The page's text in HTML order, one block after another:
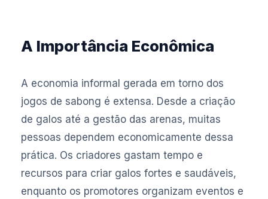
A Importância Econômica
A economia informal gerada em torno dos
jogos de sabong é extensa. Desde a criação
de galos até a gestão das arenas, muitas
pessoas dependem economicamente dessa
prática. Os criadores gastam tempo e
recursos para criar galos fortes e saudáveis,
enquanto os promotores organizam eventos e